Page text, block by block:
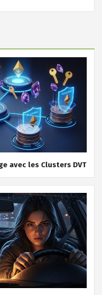
avec les Clusters DVT